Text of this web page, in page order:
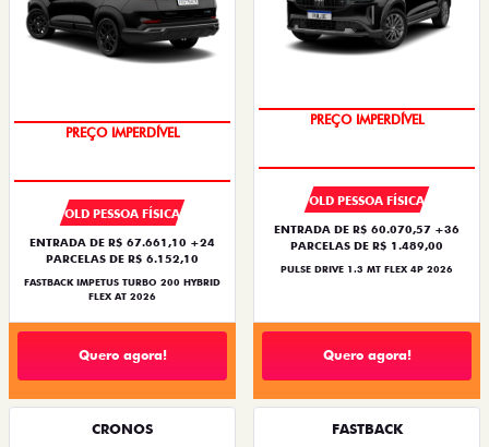
PREÇO IMPERDÍVEL
OLD PESSOA FÍSICA
ENTRADA DE R$ 67.661,10 +24
PARCELAS DE R$ 6.152,10
FASTBACK IMPETUS TURBO 200 HYBRID
FLEX AT 2026
Quero agora!
PREÇO IMPERDÍVEL
OLD PESSOA FÍSICA
ENTRADA DE R$ 60.070,57 +36
PARCELAS DE R$ 1.489,00
PULSE DRIVE 1.3 MT FLEX 4P 2026
Quero agora!
CRONOS FASTBACK